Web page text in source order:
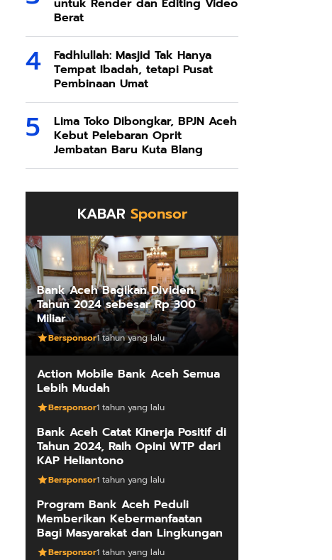
untuk Render dan Editing Video
Berat
Fadhlullah: Masjid Tak Hanya
Tempat Ibadah, tetapi Pusat
Pembinaan Umat
Lima Toko Dibongkar, BPJN Aceh
Kebut Pelebaran Oprit
Jembatan Baru Kuta Blang
KABAR Sponsor
Bank Aceh Bagikan Dividen
Tahun 2024 sebesar Rp 300
Miliar
Bersponsor1 tahun yang lalu
Action Mobile Bank Aceh Semua
Lebih Mudah
Bersponsor1 tahun yang lalu
Bank Aceh Catat Kinerja Positif di
Tahun 2024, Raih Opini WTP dari
KAP Heliantono
Bersponsor1 tahun yang lalu
Program Bank Aceh Peduli
Memberikan Kebermanfaatan
Bagi Masyarakat dan Lingkungan
Bersponsor1 tahun yang lalu